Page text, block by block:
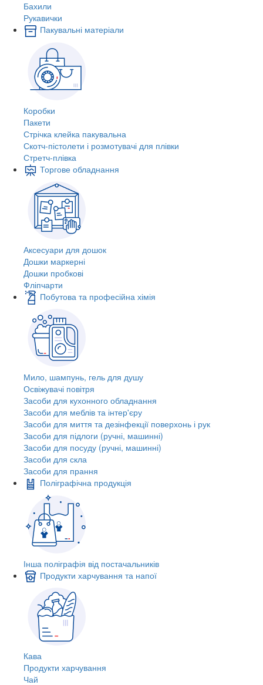
Бахили
Рукавички
Пакувальні матеріали
Коробки
Пакети
Стрічка клейка пакувальна
Скотч-пістолети і розмотувачі для плівки
Стретч-плівка
Торгове обладнання
Аксесуари для дошок
Дошки маркерні
Дошки пробкові
Фліпчарти
Побутова та професійна хімія
Мило, шампунь, гель для душу
Освіжувачі повітря
Засоби для кухонного обладнання
Засоби для меблів та інтер'єру
Засоби для миття та дезінфекції поверхонь і рук
Засоби для підлоги (ручні, машинні)
Засоби для посуду (ручні, машинні)
Засоби для скла
Засоби для прання
Поліграфічна продукція
Інша поліграфія від постачальників
Продукти харчування та напої
Кава
Продукти харчування
Чай